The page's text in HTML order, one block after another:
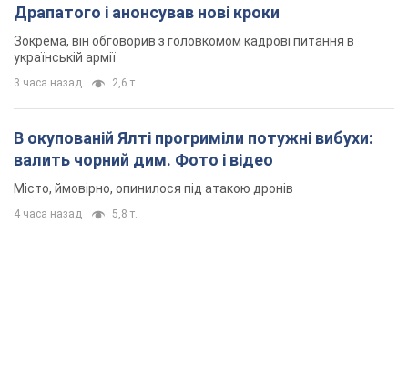
Драпатого і анонсував нові кроки
Зокрема, він обговорив з головкомом кадрові питання в
українській армії
3 часа назад 2,6 т.
В окупованій Ялті прогриміли потужні вибухи:
валить чорний дим. Фото і відео
Місто, ймовірно, опинилося під атакою дронів
4 часа назад 5,8 т.